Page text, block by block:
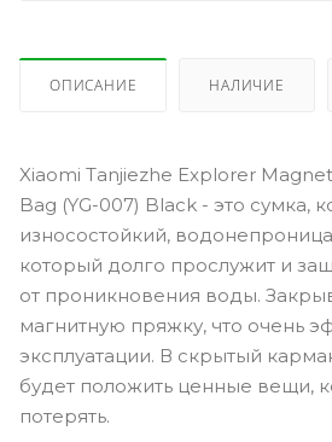
ОПИСАНИЕ НАЛИЧИЕ
Xiaomi Tanjiezhe Explorer
Bag (YG-007) Black - это сумка,
износостойкий,
который долго прослужит и
от проникновения воды.
магнитную пряжку, что очень
эксплуатации. В скрытый
будет положить ценные вещи,
потерять.